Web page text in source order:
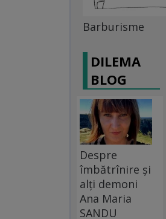
Barburisme
DILEMA
BLOG
Despre
îmbătrînire și
alți demoni
Ana Maria
SANDU